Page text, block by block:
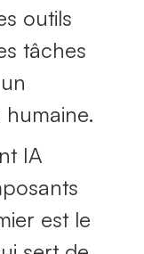
outils
tâches
IA
est le